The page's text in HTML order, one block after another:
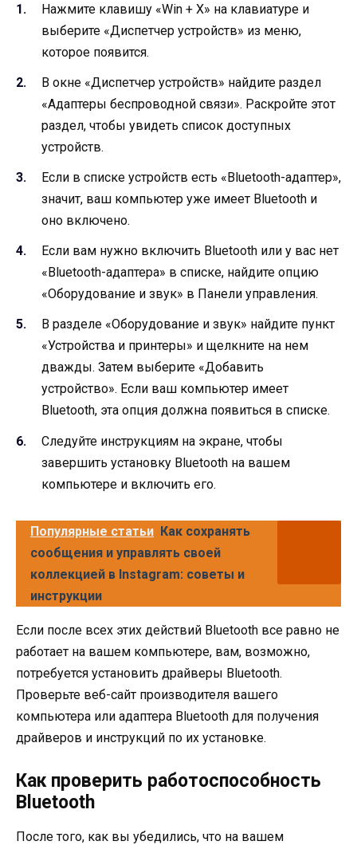
Нажмите клавишу «Win + X» на клавиатуре и
выберите «Диспетчер устройств» из меню,
которое появится.
В окне «Диспетчер устройств» найдите раздел
«Адаптеры беспроводной связи». Раскройте этот
раздел, чтобы увидеть список доступных
устройств.
Если в списке устройств есть «Bluetooth-адаптер»,
значит, ваш компьютер уже имеет Bluetooth и
оно включено.
Если вам нужно включить Bluetooth или у вас нет
«Bluetooth-адаптера» в списке, найдите опцию
«Оборудование и звук» в Панели управления.
В разделе «Оборудование и звук» найдите пункт
«Устройства и принтеры» и щелкните на нем
дважды. Затем выберите «Добавить
устройство». Если ваш компьютер имеет
Bluetooth, эта опция должна появиться в списке.
Следуйте инструкциям на экране, чтобы
завершить установку Bluetooth на вашем
компьютере и включить его.
Популярные статьи Как сохранять
сообщения и управлять своей
коллекцией в Instagram: советы и
инструкции
Если после всех этих действий Bluetooth все равно не
работает на вашем компьютере, вам, возможно,
потребуется установить драйверы Bluetooth.
Проверьте веб-сайт производителя вашего
компьютера или адаптера Bluetooth для получения
драйверов и инструкций по их установке.
Как проверить работоспособность
Bluetooth
После того, как вы убедились, что на вашем